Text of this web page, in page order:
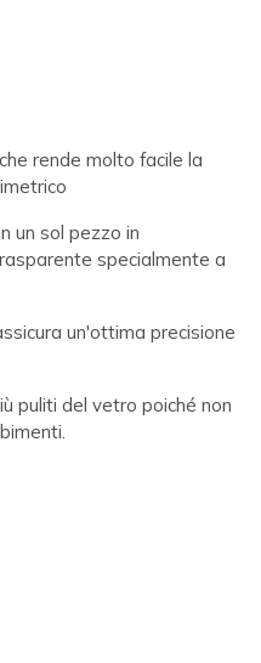
rende molto facile la
un sol pezzo in
specialmente a
un'ottima precisione
puliti del vetro poiché non